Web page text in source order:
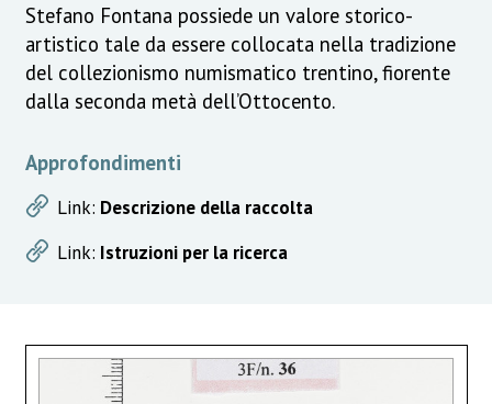
Stefano Fontana possiede un valore storico-
artistico tale da essere collocata nella tradizione
del collezionismo numismatico trentino, fiorente
dalla seconda metà dell’Ottocento.
Approfondimenti
Link: Descrizione della raccolta
Link: Istruzioni per la ricerca